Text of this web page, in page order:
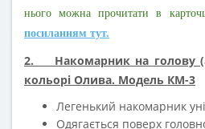
нього можна прочитати в
посиланням тут.
2. Накомарник на голову
кольорі Олива. Модель КМ-3
Легенький накомарник
Одягається поверх